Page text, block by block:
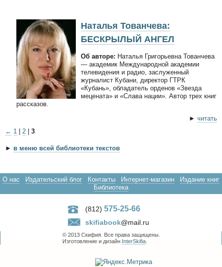
Наталья Тованчева:
БЕСКРЫЛЫЙ АНГЕЛ
Об авторе: Наталья Григорьевна Тованчева
— академик Международной академии
телевидения и радио, заслуженный
журналист Кубани, директор ГТРК
«Кубань», обладатель орденов «Звезда
мецената» и «Слава нации». Автор трех книг
рассказов.
► читать
← 1 2 3
► в меню всей библиотеки текстов
О нас Издательский блог Контакты Интернет-магазин
Издание книг
Библиотека
(812) 575-25-66
skifiabook@mail.ru
© 2013 Скифия. Все права защищены.
Изготовление и дизайн InterSkifia.